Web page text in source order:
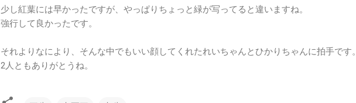
少し紅葉には早かったですが、やっぱりちょっと緑が写ってると違いますね。
強行して良かったです。
それよりなにより、そんな中でもいい顔してくれたれいちゃんとひかりちゃんに拍手です。
2人ともありがとうね。